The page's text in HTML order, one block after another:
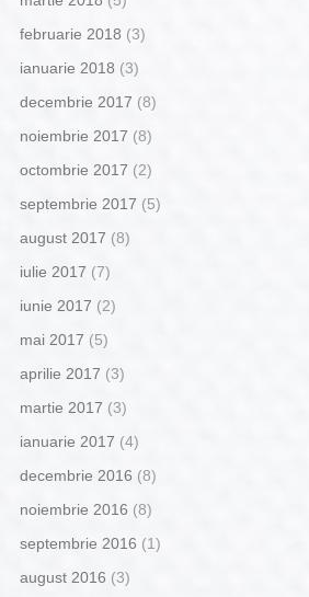
februarie 2018 (3)
ianuarie 2018 (3)
decembrie 2017 (8)
noiembrie 2017 (8)
octombrie 2017 (2)
septembrie 2017 (5)
august 2017 (8)
iulie 2017 (7)
iunie 2017 (2)
mai 2017 (5)
aprilie 2017 (3)
martie 2017 (3)
ianuarie 2017 (4)
decembrie 2016 (8)
noiembrie 2016 (8)
septembrie 2016 (1)
august 2016 (3)